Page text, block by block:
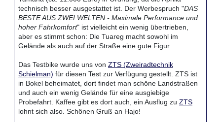
technisch besser ausgestattet ist. Der Werbespruch "DAS
BESTE AUS ZWEI WELTEN - Maximale Performance und
hoher Fahrkomfort" ist vielleicht ein wenig übertrieben,
aber es stimmt schon: Die Tuareg macht sowohl im
Gelände als auch auf der Straße eine gute Figur.
Das Testbike wurde uns von ZTS (Zweiradtechnik
Schielman) für diesen Test zur Verfügung gestellt. ZTS ist
in Bokel beheimatet, dort findet man schöne Landstraßen
und auch ein wenig Gelände für eine ausgiebige
Probefahrt. Kaffee gibt es dort auch, ein Ausflug zu ZTS
lohnt sich also. Schönen Gruß an Hajo!